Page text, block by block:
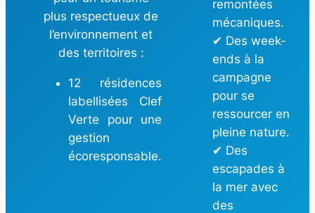
plus respectueux de
l’environnement et
des territoires :
12 résidences
labellisées Clef
Verte pour une
gestion
écoresponsable.
remontées
mécaniques.
✔ Des week-
ends à la
campagne
pour se
ressourcer en
pleine nature.
✔ Des
escapades à
la mer avec
des